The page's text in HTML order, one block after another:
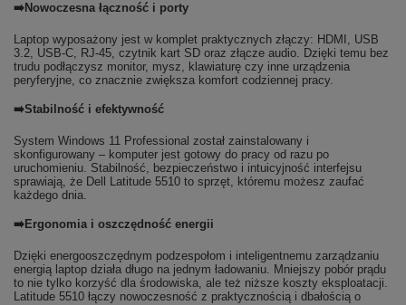
➡️Nowoczesna łączność i porty
Laptop wyposażony jest w komplet praktycznych złączy: HDMI, USB
3.2, USB-C, RJ-45, czytnik kart SD oraz złącze audio. Dzięki temu bez
trudu podłączysz monitor, mysz, klawiaturę czy inne urządzenia
peryferyjne, co znacznie zwiększa komfort codziennej pracy.
➡️Stabilność i efektywność
System Windows 11 Professional został zainstalowany i
skonfigurowany – komputer jest gotowy do pracy od razu po
uruchomieniu. Stabilność, bezpieczeństwo i intuicyjność interfejsu
sprawiają, że Dell Latitude 5510 to sprzęt, któremu możesz zaufać
każdego dnia.
➡️Ergonomia i oszczędność energii
Dzięki energooszczędnym podzespołom i inteligentnemu zarządzaniu
energią laptop działa długo na jednym ładowaniu. Mniejszy pobór prądu
to nie tylko korzyść dla środowiska, ale też niższe koszty eksploatacji.
Latitude 5510 łączy nowoczesność z praktycznością i dbałością o